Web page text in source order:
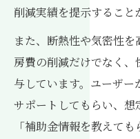
削減実績を提示すること
また、断熱性や気密性
房費の削減だけでなく
与しています。ユーザ
サポートしてもらい、想
「補助金情報を教えて